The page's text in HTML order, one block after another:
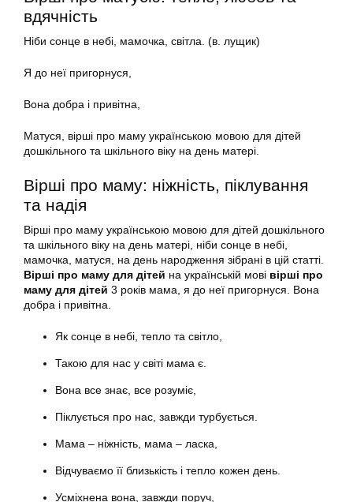
вдячність
Ніби сонце в небі, мамочка, світла. (в. лущик)
Я до неї пригорнуся,
Вона добра і привітна,
Матуся, вірші про маму українською мовою для дітей
дошкільного та шкільного віку на день матері.
Вірші про маму: ніжність, піклування
та надія
Вірші про маму українською мовою для дітей дошкільного
та шкільного віку на день матері, ніби сонце в небі,
мамочка, матуся, на день народження зібрані в цій статті.
Вірші про маму для дітей на українській мові вірші про
маму для дітей 3 років мама, я до неї пригорнуся. Вона
добра і привітна.
Як сонце в небі, тепло та світло,
Такою для нас у світі мама є.
Вона все знає, все розуміє,
Піклується про нас, завжди турбується.
Мама – ніжність, мама – ласка,
Відчуваємо її близькість і тепло кожен день.
Усміхнена вона, завжди поруч,